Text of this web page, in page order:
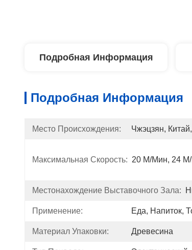
Подробная Информация
Подробная Информация
Место Происхождения: Чжэцзян,
Максимальная Скорость: 20 М/мин, 24
Местонахождение Выставочного Зала:
Применение: Еда, Напиток,
Материал Упаковки: Древесина